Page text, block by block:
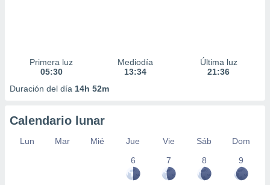
Primera luz
05:30
Mediodía
13:34
Última luz
21:36
Duración del día 14h 52m
Calendario lunar
Lun Mar Mié Jue Vie Sáb
Dom
6
7 8 9